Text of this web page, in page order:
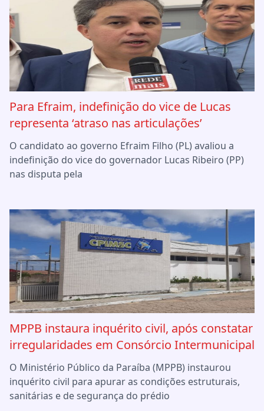
Para Efraim, indefinição do vice de Lucas
representa ‘atraso nas articulações’
O candidato ao governo Efraim Filho (PL) avaliou a
indefinição do vice do governador Lucas Ribeiro (PP)
nas disputa pela
MPPB instaura inquérito civil, após constatar
irregularidades em Consórcio Intermunicipal
O Ministério Público da Paraíba (MPPB) instaurou
inquérito civil para apurar as condições estruturais,
sanitárias e de segurança do prédio